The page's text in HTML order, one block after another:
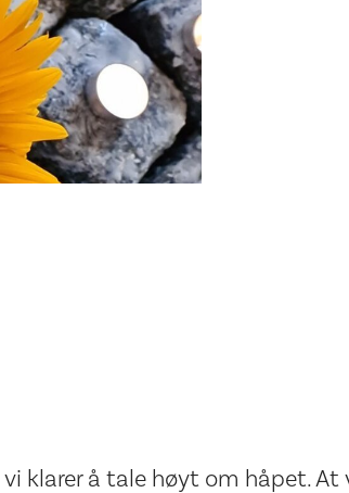
klarer å tale høyt om håpet. At